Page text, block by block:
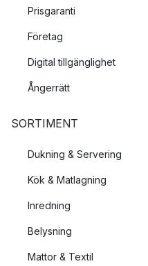
Prisgaranti
Företag
Digital tillgänglighet
Ångerrätt
SORTIMENT
Dukning & Servering
Kök & Matlagning
Inredning
Belysning
Mattor & Textil